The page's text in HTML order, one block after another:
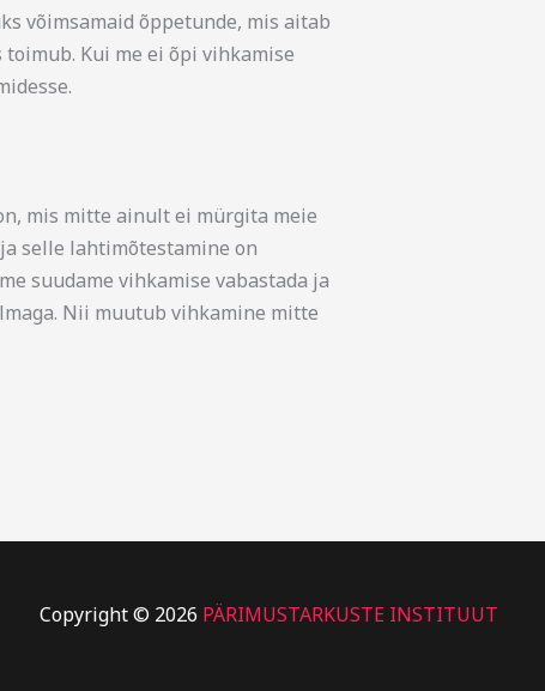
võimsamaid õppetunde, mis aitab
Kui me ei õpi vihkamise
mis mitte ainult ei mürgita meie
selle lahtimõtestamine on
suudame vihkamise vabastada ja
Nii muutub vihkamine mitte
Copyright © 2026 PÄRIMUSTARKUSTE INSTITUUT